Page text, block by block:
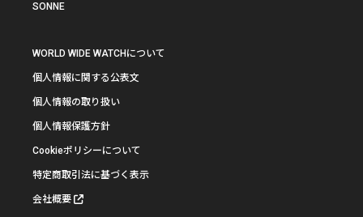
SONNE
WORLD WIDE WATCHについて
個人情報に関する公表文
個人情報の取り扱い
個人情報保護方針
Cookieポリシーについて
特定商取引法に基づく表示
会社概要